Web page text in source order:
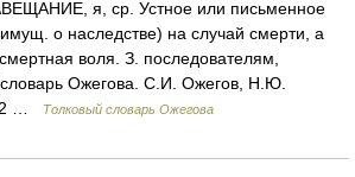
я, ср. Устное или письменное
о наследстве) на случай смерти, а
воля. З. последователям,
Ожегова. С.И. Ожегов, Н.Ю.
…
Толковый словарь Ожегова